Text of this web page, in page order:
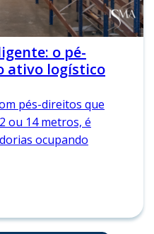
o pé-
ativo logístico
pés-direitos que
ou 14 metros, é
ocupando